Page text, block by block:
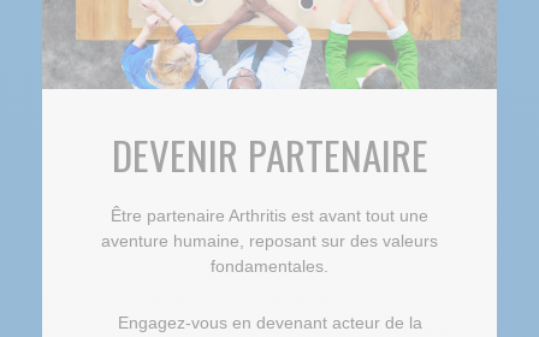
DEVENIR PARTENAIRE
Être partenaire Arthritis est avant tout une
aventure humaine, reposant sur des valeurs
fondamentales.
Engagez-vous en devenant acteur de la